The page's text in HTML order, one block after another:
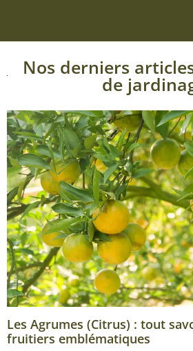
Nos derniers
de
Les Agrumes (Citrus) : tout
fruitiers emblématiques